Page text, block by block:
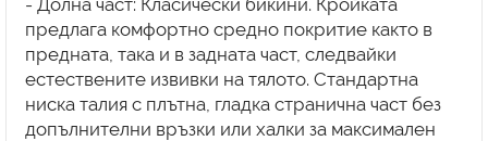
предлага комфортно средно покритие както в
предната, така и в задната част, следвайки
естествените извивки на тялото. Стандартна
ниска талия с плътна, гладка странична част без
допълнителни връзки или халки за максимален